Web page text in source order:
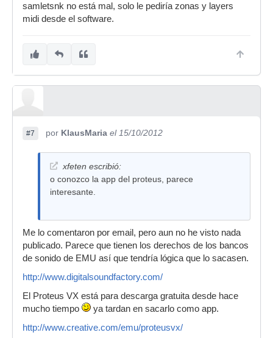
samletsnk no está mal, solo le pediría zonas y layers
midi desde el software.
#7 por KlausMaria el 15/10/2012
xfeten escribió:
o conozco la app del proteus, parece
interesante.
Me lo comentaron por email, pero aun no he visto nada
publicado. Parece que tienen los derechos de los bancos
de sonido de EMU así que tendría lógica que lo sacasen.
http://www.digitalsoundfactory.com/
El Proteus VX está para descarga gratuita desde hace
mucho tiempo
ya tardan en sacarlo como app.
http://www.creative.com/emu/proteusvx/